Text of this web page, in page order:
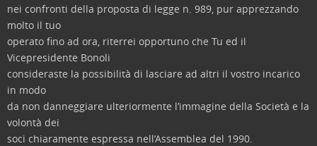
nei confronti della proposta di legge n. 989, pur apprezzando
molto il tuo
operato fino ad ora, riterrei opportuno che Tu ed il
Vicepresidente Bonoli
consideraste la possibilità di lasciare ad altri il vostro incarico
in modo
da non danneggiare ulteriormente l’immagine della Società e la
volontà dei
soci chiaramente espressa nell’Assemblea del 1990.